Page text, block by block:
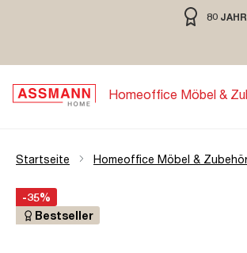
Zur Hauptnavigation springen
80
80 JAHRE
Homeoffice Möbel &
Startseite Homeoffice Möbel &
Bildergalerie überspringen
Öffne Zoom-Modal
-35%
Bestseller